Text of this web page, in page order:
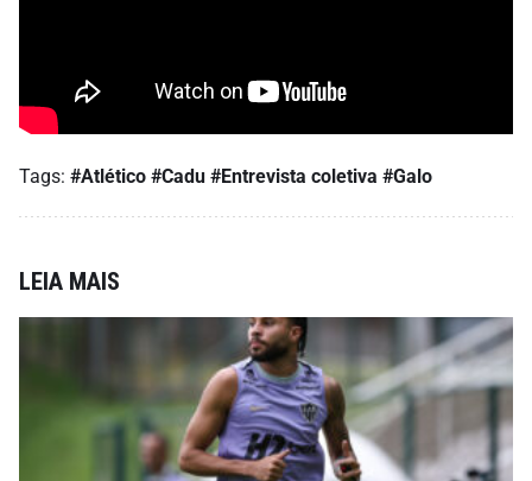
Tags: #Atlético #Cadu #Entrevista coletiva #Galo
LEIA MAIS